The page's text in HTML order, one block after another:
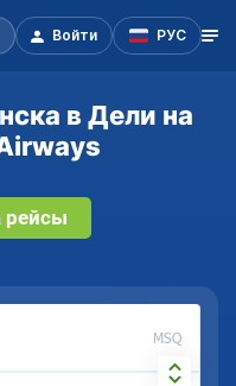
Войти РУС
в Дели на
рейсы
MSQ